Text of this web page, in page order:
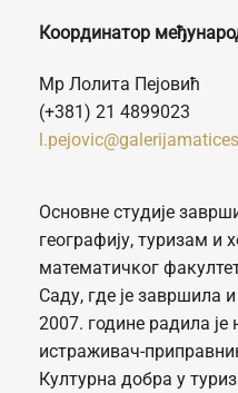
Координатор
Мр Лолита Пејовић
(+381) 21 4899023
Основне студије
географију, туризам и
математичког
Саду, где је завршила
2007. године радила је
истраживач-
Културна добра у